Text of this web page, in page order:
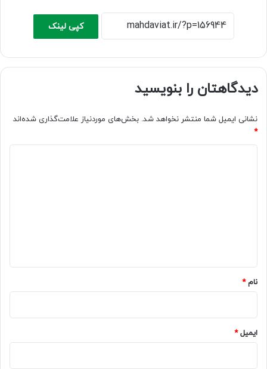
کپی لینک
دیدگاهتان را بنویسید
نشانی ایمیل شما منتشر نخواهد شد. بخش‌های موردنیاز علامت‌گذاری شده‌اند
*
نام*
ایمیل*